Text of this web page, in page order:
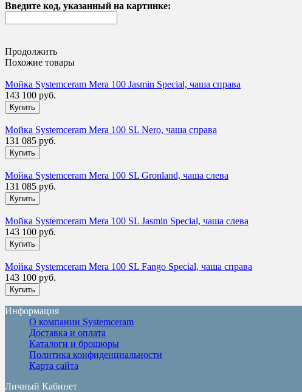
Введите код, указанный на картинке:
Продолжить
Похожие товары
Мойка Systemceram Mera 100 Jasmin Special, чаша справа
143 100 руб.
Мойка Systemceram Mera 100 SL Nero, чаша справа
131 085 руб.
Мойка Systemceram Mera 100 SL Gronland, чаша слева
131 085 руб.
Мойка Systemceram Mera 100 SL Jasmin Special, чаша слева
143 100 руб.
Мойка Systemceram Mera 100 SL Fango Special, чаша справа
143 100 руб.
Информация
О компании Systemceram
Доставка и оплата
Каталоги и брошюры
Политика конфиденциальности
Карта сайта
Личный Кабинет